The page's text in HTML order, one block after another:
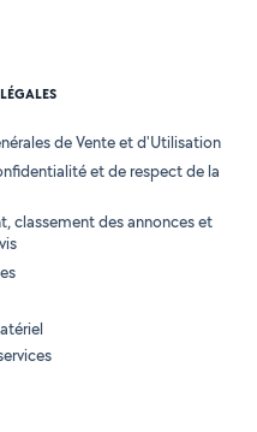
de Vente et d'Utilisation
et de respect de la
classement des annonces et